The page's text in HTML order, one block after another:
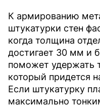
К армированию
штукатурки стен
когда толщина
достигает 30 мм и
поможет удержать
который придется
Если штукатурку
максимально